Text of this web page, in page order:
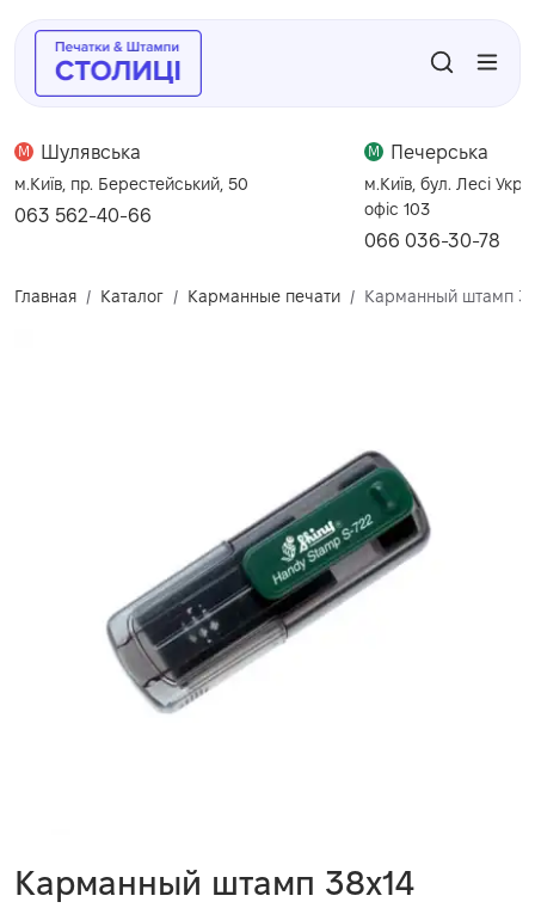
M Шулявська
м.Київ, пр. Берестейський, 50
063 562-40-66
M Печерська
м.Київ, бул. Лесі
офіс 103
066 036-30-78
Главная Каталог Карманные печати Карманный штамп
Карманный штамп 38х14